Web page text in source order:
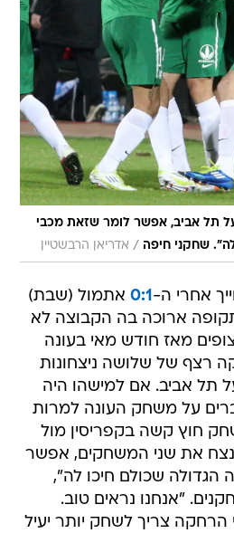
תל אביב, אפשר לומר שזאת מכבי
שחקני חיפה / אדריאן הרבשטיין
אחרי ה-0:1 אתמול (שבת)
ארוכה בה הקבוצה לא
מאז חודש מאי בעונה
רצף של שלושה ניצחונות
תל אביב. אם למישהו היה
על משחק העונה למרות
חוץ קשה בקפריסין מול
את שני המשחקים, אפשר
הגדולה שכולם חיכו לה",
"אנחנו נראים טוב.
צריך לשחק יותר יעיל